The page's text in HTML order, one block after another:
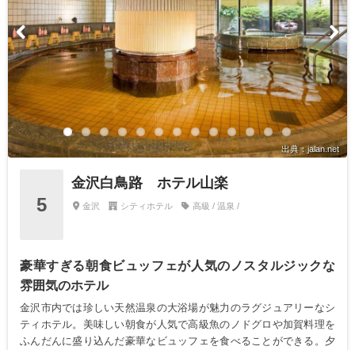
出典：jalan.net
5
金沢白鳥路 ホテル山楽
金沢 シティホテル 高級 / 温泉 /
豪華すぎる朝食ビュッフェが人気のノスタルジックな
雰囲気のホテル
金沢市内では珍しい天然温泉の大浴場が魅力のラグジュアリーなシ
ティホテル。美味しい朝食が人気で高級魚のノドグロや加賀料理を
ふんだんに盛り込んだ豪華なビュッフェを食べることができる。夕